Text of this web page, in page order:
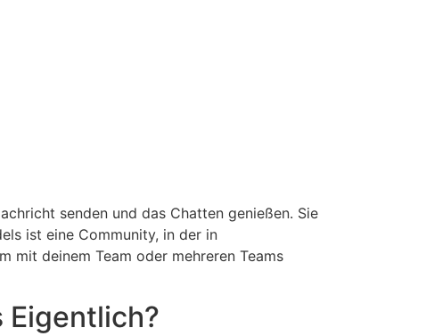
senden und das Chatten genießen. Sie
ist eine Community, in der in
mit deinem Team oder mehreren Teams
Eigentlich?